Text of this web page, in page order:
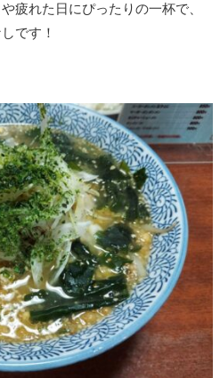
疲れた日にぴったりの一杯で、
です！